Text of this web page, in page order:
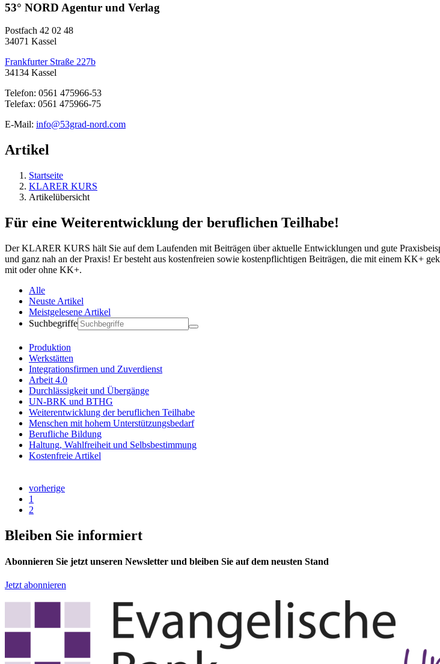
53° NORD Agentur und Verlag
Postfach 42 02 48
34071 Kassel
Frankfurter Straße 227b
34134 Kassel
Telefon: 0561 475966-53
Telefax: 0561 475966-75
E-Mail: info@53grad-nord.com
Artikel
Startseite
KLARER KURS
Artikelübersicht
Für eine Weiterentwicklung der beruflichen Teilhabe!
Der KLARER KURS hält Sie auf dem Laufenden mit Beiträgen über aktuelle Entwicklungen und gute
und ganz nah an der Praxis! Er besteht aus kostenfreien sowie kostenpflichtigen Beiträgen, die mit einem KK+
mit oder ohne KK+.
Alle
Neuste Artikel
Meistgelesene Artikel
Suchbegriffe
Produktion
Werkstätten
Integrationsfirmen und Zuverdienst
Arbeit 4.0
Durchlässigkeit und Übergänge
UN-BRK und BTHG
Weiterentwicklung der beruflichen Teilhabe
Menschen mit hohem Unterstützungsbedarf
Berufliche Bildung
Haltung, Wahlfreiheit und Selbsbestimmung
Kostenfreie Artikel
vorherige
1
2
Bleiben Sie informiert
Abonnieren Sie jetzt unseren Newsletter und bleiben Sie auf dem neusten Stand
Jetzt abonnieren